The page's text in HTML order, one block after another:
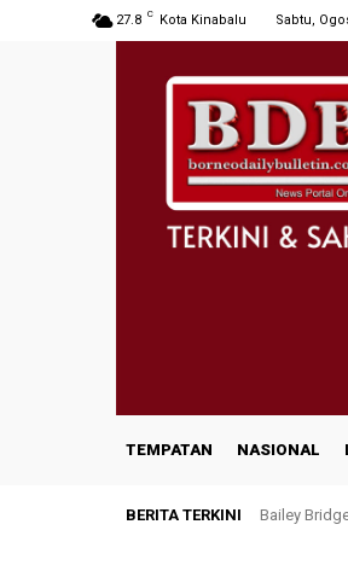
27.8 C Kota Kinabalu Sabtu,
TEMPATAN NASIONAL
BERITA TERKINI Bailey